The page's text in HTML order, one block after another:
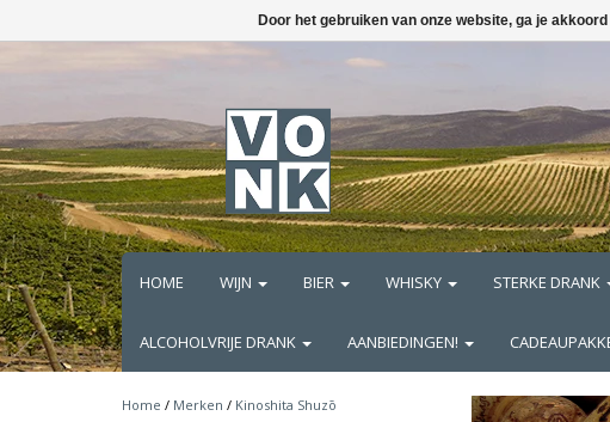
HOME WIJN BIER WHISKY STERKE DRANK
ALCOHOLVRIJE DRANK AANBIEDINGEN!
Home / Merken / Kinoshita Shuzō
Door het gebruiken van onze website, ga je